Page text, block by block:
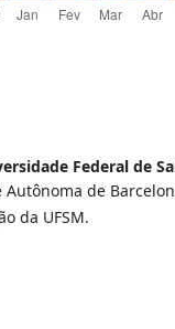
Federal de
de
da UFSM.